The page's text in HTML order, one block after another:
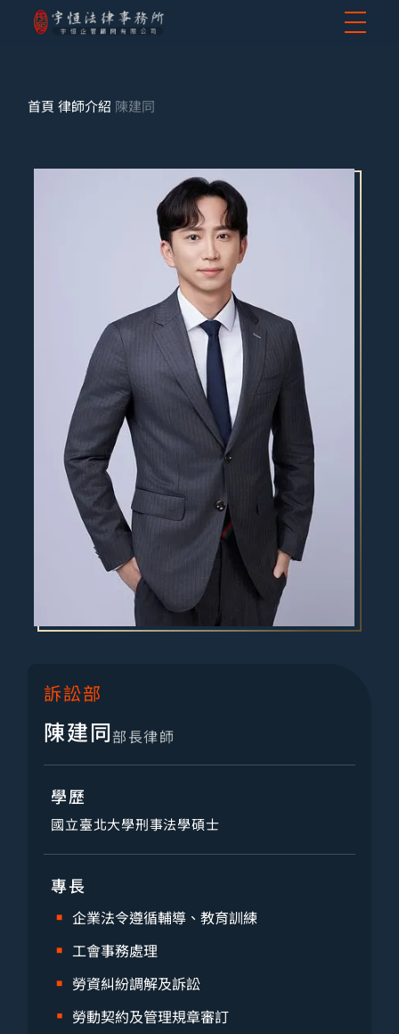
首頁 律師介紹 陳建同
訴訟部
陳建同部長律師
學歷
國立臺北大學刑事法學碩士
專長
企業法令遵循輔導、教育訓練
工會事務處理
勞資糾紛調解及訴訟
勞動契約及管理規章審訂